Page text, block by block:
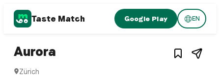
Taste Match Google Play EN
Swiss restaurant 1/ 3
Aurora Zürich ,
Zürich